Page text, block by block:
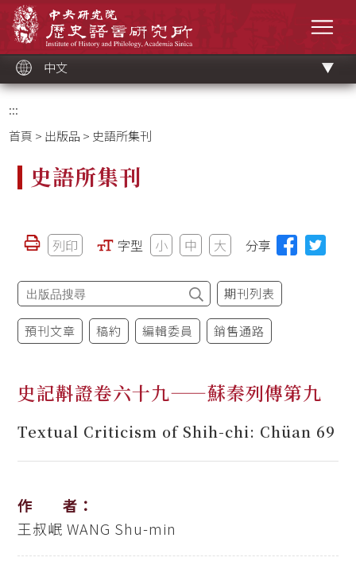
中文
:::
首頁 > 出版品 > 史語所集刊
史語所集刊
列印 字型 小 中 大 分享
期刊列表
預刊文章 稿約 編輯委員 銷售通路
史記斠證卷六十九——蘇秦列傳第九
Textual Criticism of Shih-chi: Chüan 69
作 者：
王叔岷 WANG Shu-min